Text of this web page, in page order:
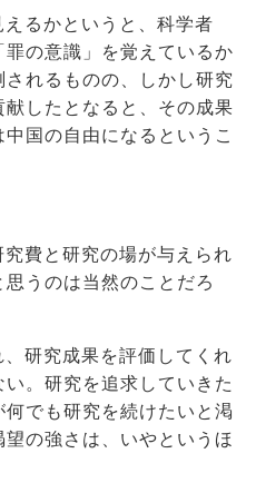
るかというと、科学者
の意識」を覚えているか
れるものの、しかし研究
したとなると、その成果
国の自由になるというこ
費と研究の場が与えられ
うのは当然のことだろ
研究成果を評価してくれ
。研究を追求していきた
でも研究を続けたいと渇
の強さは、いやというほ